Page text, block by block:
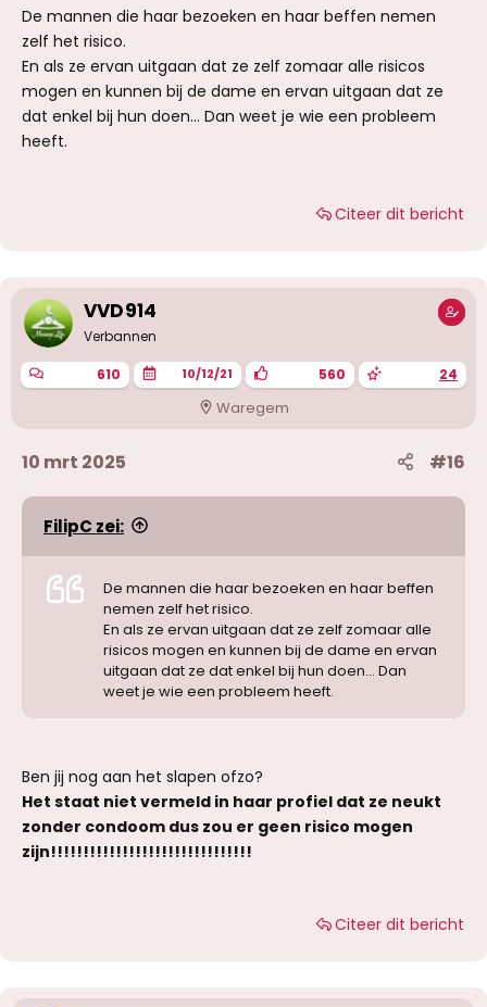
forum en denken dat beffen totaal geen issue is
daar ze toch niet neukt zonder condoom
volgens haar profiel?
De mannen die haar bezoeken en haar beffen nemen
zelf het risico.
En als ze ervan uitgaan dat ze zelf zomaar alle risicos
mogen en kunnen bij de dame en ervan uitgaan dat ze
dat enkel bij hun doen... Dan weet je wie een probleem
heeft.
Citeer dit bericht
VVD914
Verbannen
610 10/12/21 560 24
Waregem
10 mrt 2025 #16
FilipC zei:
De mannen die haar bezoeken en haar beffen
nemen zelf het risico.
En als ze ervan uitgaan dat ze zelf zomaar alle
risicos mogen en kunnen bij de dame en ervan
uitgaan dat ze dat enkel bij hun doen... Dan
weet je wie een probleem heeft.
Ben jij nog aan het slapen ofzo?
Het staat niet vermeld in haar profiel dat ze neukt
zonder condoom dus zou er geen risico mogen
zijn!!!!!!!!!!!!!!!!!!!!!!!!!!!!!!!
Citeer dit bericht